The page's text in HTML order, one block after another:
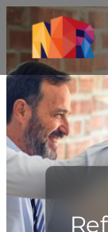
sisältöön